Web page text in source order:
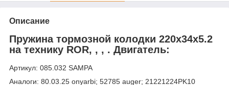
Описание
Пружина тормозной колодки 220x34x5.2
на технику ROR, , , . Двигатель:
Артикул: 085.032 SAMPA
Аналоги: 80.03.25 onyarbi; 52785 auger; 21221224PK10